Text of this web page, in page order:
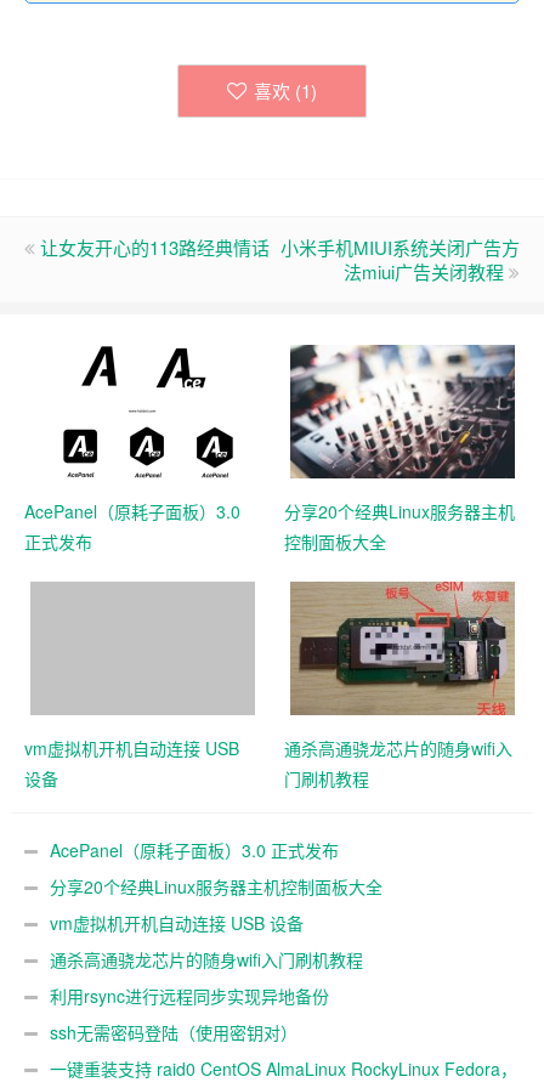
喜欢 (1)
让女友开心的113路经典情话 小米手机MIUI系统关闭广告方
法miui广告关闭教程
AcePanel（原耗子面板）3.0
正式发布
分享20个经典Linux服务器主机
控制面板大全
vm虚拟机开机自动连接 USB
设备
通杀高通骁龙芯片的随身wifi入
门刷机教程
AcePanel（原耗子面板）3.0 正式发布
分享20个经典Linux服务器主机控制面板大全
vm虚拟机开机自动连接 USB 设备
通杀高通骁龙芯片的随身wifi入门刷机教程
利用rsync进行远程同步实现异地备份
ssh无需密码登陆（使用密钥对）
一键重装支持 raid0 CentOS AlmaLinux RockyLinux Fedora，